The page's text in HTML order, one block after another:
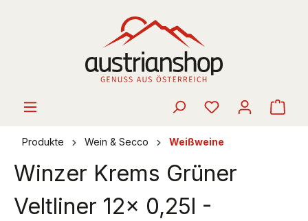
Produkte Wein & Secco Weißweine
Winzer Krems Grüner
Veltliner 12x 0,25l -